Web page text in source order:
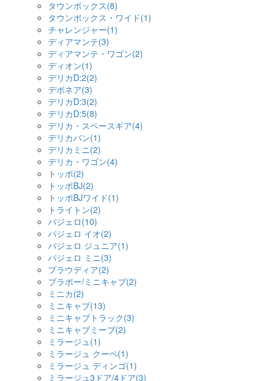
タウンボックス(8)
タウンボックス・ワイド(1)
チャレンジャー(1)
ディアマンテ(3)
ディアマンテ・ワゴン(2)
ディオン(1)
デリカD:2(2)
デボネア(3)
デリカD:3(2)
デリカD:5(8)
デリカ・スペースギア(4)
デリカバン(1)
デリカミニ(2)
デリカ・ワゴン(4)
トッポ(2)
トッポBJ(2)
トッポBJワイド(1)
トライトン(2)
パジェロ(10)
パジェロ イオ(2)
パジェロ ジュニア(1)
パジェロ ミニ(3)
プラウディア(2)
ブラボー/ミニキャブ(2)
ミニカ(2)
ミニキャブ(13)
ミニキャブトラック(3)
ミニキャブミーブ(2)
ミラージュ(1)
ミラージュ クーペ(1)
ミラージュ ディンゴ(1)
ミラージュ3ドア/4ドア(3)